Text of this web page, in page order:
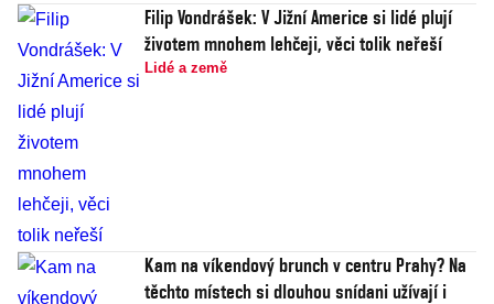
Filip Vondrášek: V Jižní Americe si lidé plují
životem mnohem lehčeji, věci tolik neřeší
Lidé a země
Kam na víkendový brunch v centru Prahy? Na
těchto místech si dlouhou snídani užívají i